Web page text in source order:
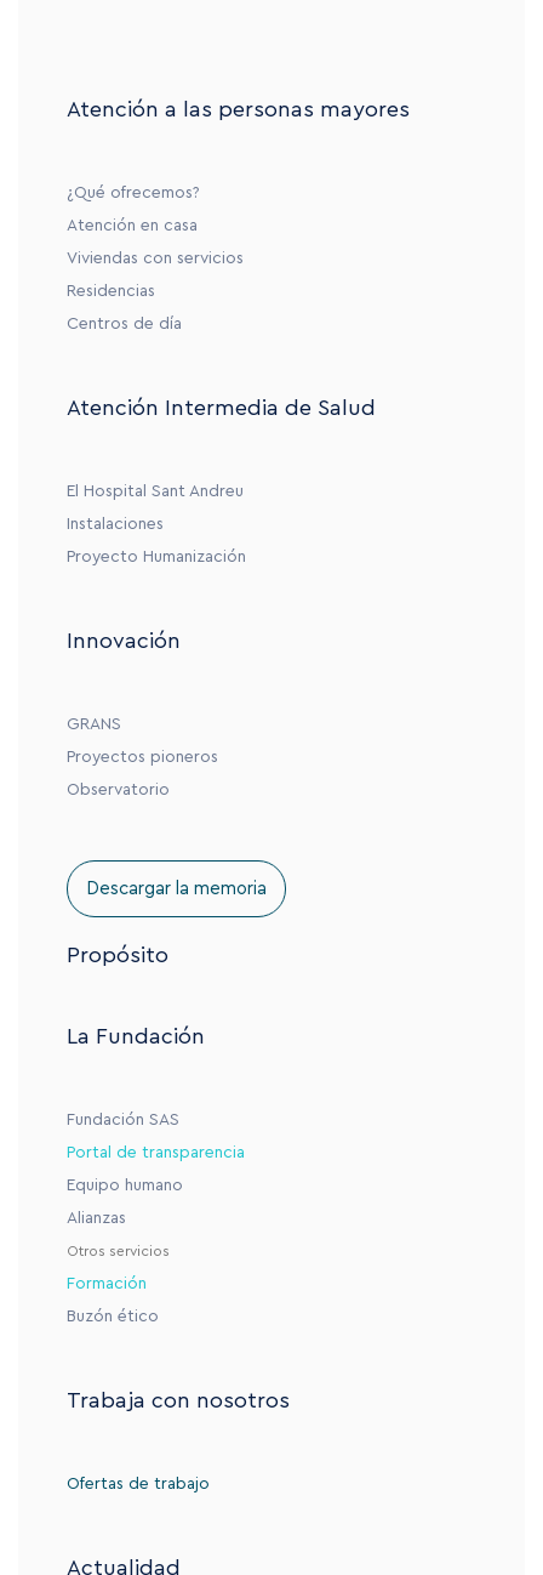
Atención a las personas mayores
¿Qué ofrecemos?
Atención en casa
Viviendas con servicios
Residencias
Centros de día
Atención Intermedia de Salud
El Hospital Sant Andreu
Instalaciones
Proyecto Humanización
Innovación
GRANS
Proyectos pioneros
Observatorio
Descargar la memoria
Propósito
La Fundación
Fundación SAS
Portal de transparencia
Equipo humano
Alianzas
Otros servicios
Formación
Buzón ético
Trabaja con nosotros
Ofertas de trabajo
Actualidad